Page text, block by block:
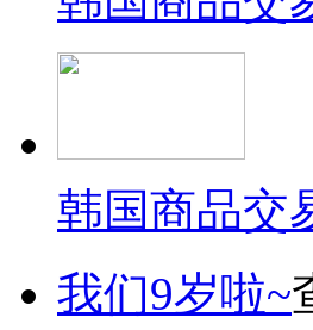
韩国商品交
我们9岁啦~